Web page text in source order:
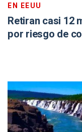
EN EEUU
Retiran casi 12
por riesgo de